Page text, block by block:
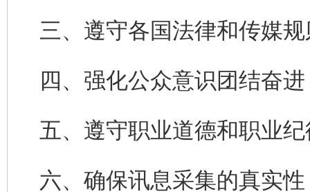
三、遵守各国法律和传媒
四、强化公众意识团结奋
五、遵守职业道德和职业
六、确保讯息采集的真实